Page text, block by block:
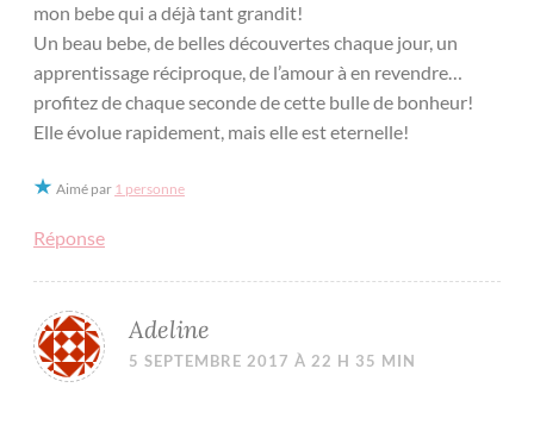
mon bebe qui a déjà tant grandit!
Un beau bebe, de belles découvertes chaque jour, un
apprentissage réciproque, de l’amour à en revendre…
profitez de chaque seconde de cette bulle de bonheur!
Elle évolue rapidement, mais elle est eternelle!
Aimé par 1 personne
Réponse
Adeline
5 SEPTEMBRE 2017 À 22 H 35 MIN